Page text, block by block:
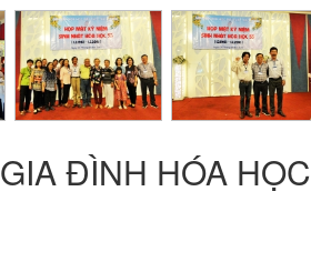
GIA ĐÌNH HÓA HỌC